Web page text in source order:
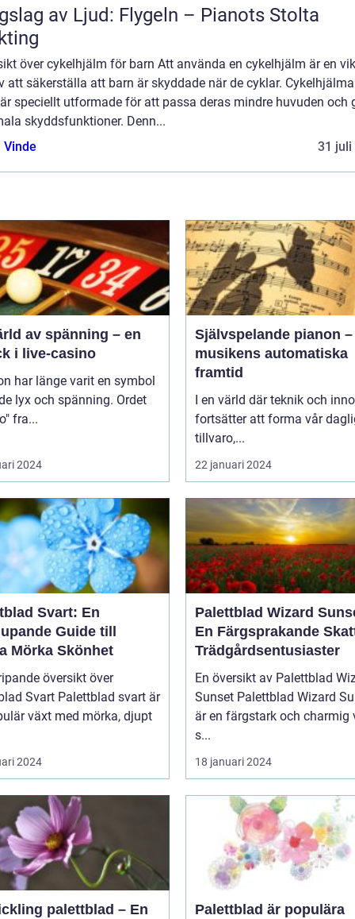
av Ljud: Flygeln – Pianots Stolta
över cykelhjälm för barn Att använda en cykelhjälm är en
att säkerställa att barn är skyddade när de cyklar.
speciellt utformade för att passa deras mindre huvuden och
skyddsfunktioner. Denn...
Vinde
31 juli
av spänning – en
i live-casino
har länge varit en symbol
lyx och spänning. Ordet
fra...
2024
Självspelande pianon –
musikens automatiska
framtid
I en värld där teknik och
fortsätter att forma vår
tillvaro,...
22 januari 2024
Svart: En
Guide till
Mörka Skönhet
översikt över
Svart Palettblad svart är
växt med mörka, djupt
2024
Palettblad Wizard
En Färgsprakande
Trädgårdsentusiaster
En översikt av Palettblad
Sunset Palettblad Wizard Sunset
är en färgstark och charmig
s...
18 januari 2024
palettblad – En
Palettblad är populära